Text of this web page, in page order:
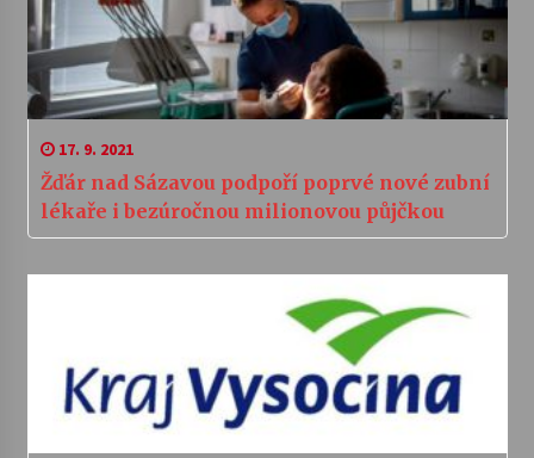
17. 9. 2021
Žďár nad Sázavou podpoří poprvé nové zubní
lékaře i bezúročnou milionovou půjčkou